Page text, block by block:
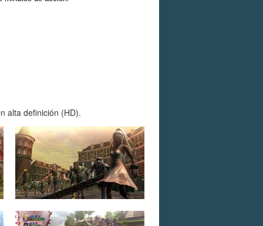
alta definición (HD).